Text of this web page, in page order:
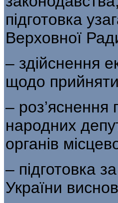
підготовка
Верховної
– здійснення
щодо
–
народних
органів
– підготовка
України